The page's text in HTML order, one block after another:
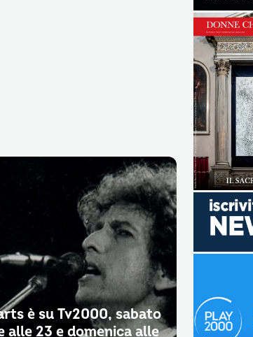
è su Tv2000, sabato
alle 23 e domenica alle